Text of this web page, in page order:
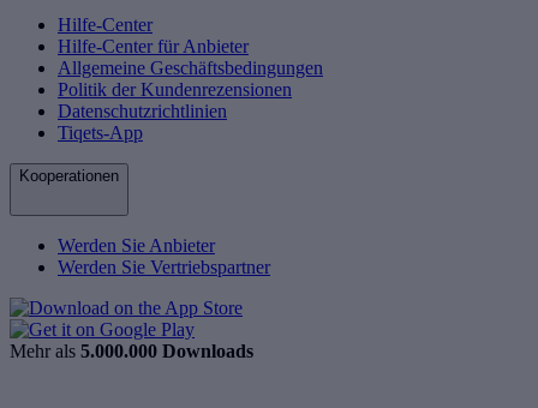
Hilfe-Center
Hilfe-Center für Anbieter
Allgemeine Geschäftsbedingungen
Politik der Kundenrezensionen
Datenschutzrichtlinien
Tiqets-App
Kooperationen
Werden Sie Anbieter
Werden Sie Vertriebspartner
Mehr als 5.000.000 Downloads